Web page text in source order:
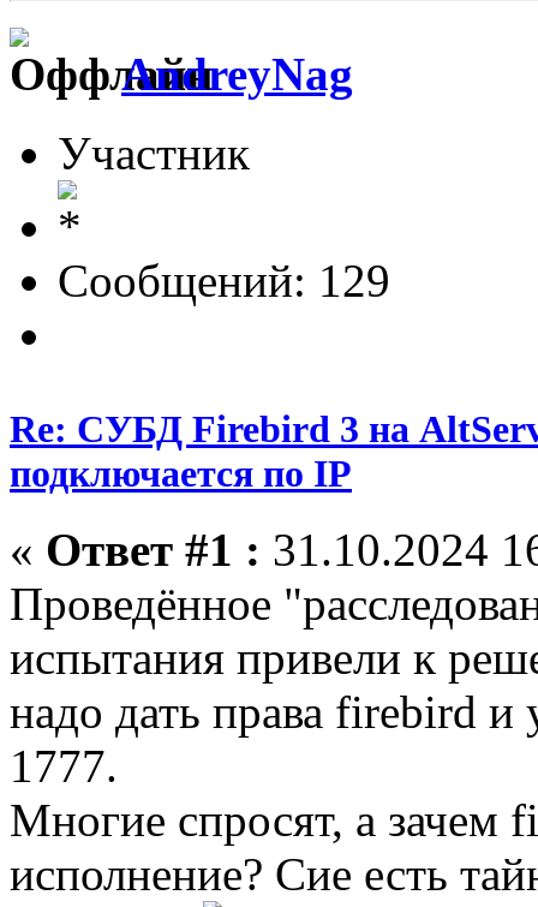
AndreyNag
Участник
Сообщений: 129
Re: СУБД Firebird 3 на
подключается по IP
« Ответ #1 : 31.10.2024
Проведённое
испытания привели к
надо дать права firebird и
1777.
Многие спросят, а зачем
исполнение? Сие есть